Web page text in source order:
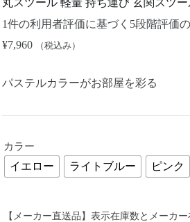
丸スツール 軽量 持ち運び 玄関スツー
1件の利用者評価に基づく5段階評価の
¥7,960 （税込み）
パステルカラーがお部屋を彩る
カラー
イエロー ライトブルー ピンク
【メーカー直送品】表示在庫数とメーカ